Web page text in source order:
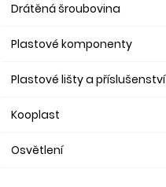
Drátěná šroubovina
Plastové komponenty
Plastové lišty a příslušenství
Kooplast
Osvětlení